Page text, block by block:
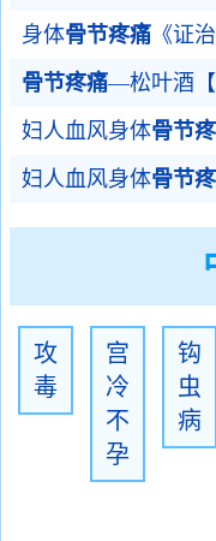
身体骨节疼痛 《证
骨节疼痛—松叶酒【
妇人血风身体骨节
妇人血风身体骨节
攻
毒
宫
冷
不
孕
钩
虫
病